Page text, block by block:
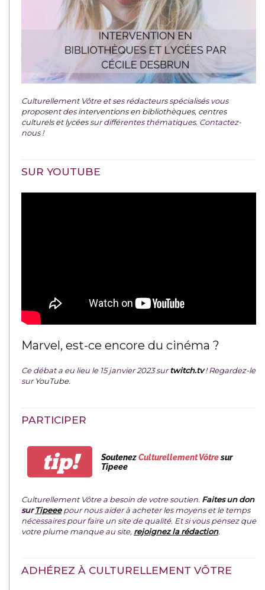
Culturellement Vôtre et ses rédacteurs spécialisés vous
proposent desinterventions en bibliothèques, centres
culturels et lycéessur différentes thématiques. Contactez-
nous !
SUR YOUTUBE
Marvel, est-ce encore du cinéma ?
Ce débat a eu lieu le 15 janvier 2023 surtwitch.tv ! Regardez-le
surYouTube.
PARTICIPER
tip! SoutenezCulturellement Vôtresur
Tipeee
Culturellement Vôtre a besoin de votre soutien. Faites un don
surTipeeepour nous aider à acheter les moyens et le temps
nécessaires pour faire un site de qualité. Et si vous pensez que
votre plume manque au site, rejoignez la rédaction.
ADHÉREZ À CULTURELLEMENT VÔTRE